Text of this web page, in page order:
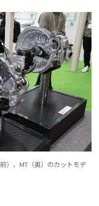
）、MT（奥）のカットモデ